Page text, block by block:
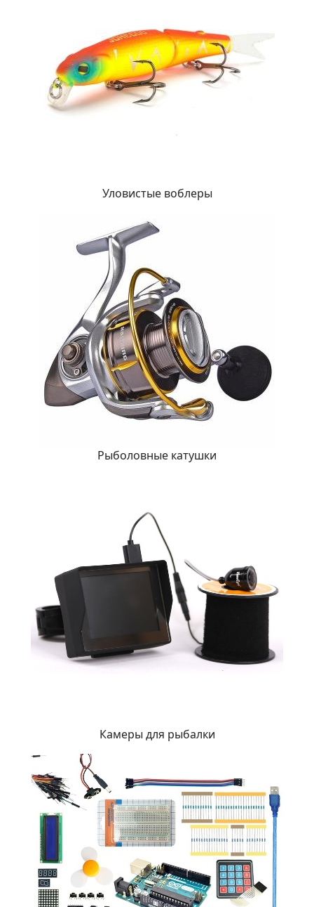
Уловистые воблеры
Рыболовные катушки
Камеры для рыбалки